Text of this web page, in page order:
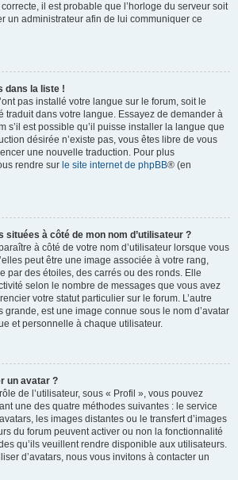
correcte, il est probable que l’horloge du serveur soit
un administrateur afin de lui communiquer ce
dans la liste !
pas installé votre langue sur le forum, soit le
traduit dans votre langue. Essayez de demander à
s’il est possible qu’il puisse installer la langue que
désirée n’existe pas, vous êtes libre de vous
une nouvelle traduction. Pour plus
rendre sur le site internet de phpBB® (en
situées à côté de mon nom d’utilisateur ?
à côté de votre nom d’utilisateur lorsque vous
peut être une image associée à votre rang,
par des étoiles, des carrés ou des ronds. Elle
selon le nombre de messages que vous avez
votre statut particulier sur le forum. L’autre
est une image connue sous le nom d’avatar
et personnelle à chaque utilisateur.
un avatar ?
de l’utilisateur, sous « Profil », vous pouvez
une des quatre méthodes suivantes : le service
les images distantes ou le transfert d’images
du forum peuvent activer ou non la fonctionnalité
qu’ils veuillent rendre disponible aux utilisateurs.
d’avatars, nous vous invitons à contacter un